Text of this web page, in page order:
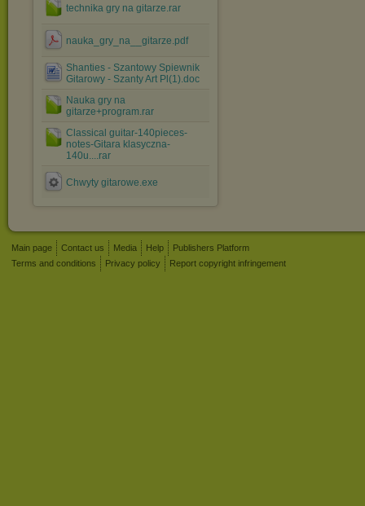
technika gry na gitarze.rar
nauka_gry_na__gitarze.pdf
Shanties - Szantowy Spiewnik
Gitarowy - Szanty Art Pl(1).doc
Nauka gry na
gitarze+program.rar
Classical guitar-140pieces-
notes-Gitara klasyczna-
140u....rar
Chwyty gitarowe.exe
Main page Contact us Media Help
Publishers Platform
Terms and conditions
Privacy policy Report copyright infringement